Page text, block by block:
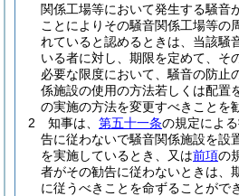
関係工場等において発生する騒音
ことによりその騒音関係工場等の
れていると認めるときは、当該騒
いる者に対し、期限を定めて、そ
必要な限度において、騒音の防止
係施設の使用の方法若しくは配置
の実施の方法を変更すべきことを
2
知事は、 第五十一条の規定によ
告に従わないで騒音関係施設を設
を実施しているとき、又は前項の
者がその勧告に従わないときは、
に従うべきことを命ずることがで